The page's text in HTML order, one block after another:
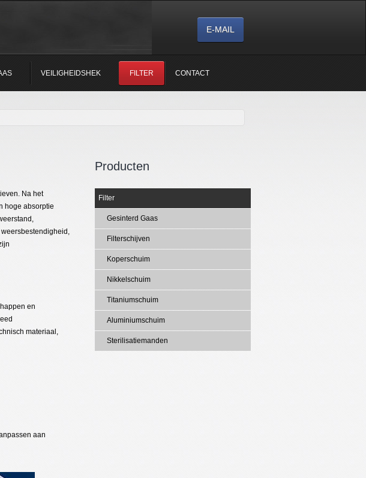
E-MAIL
VEILIGHEIDSHEK FILTER CONTACT
Na het
hoge absorptie
en
materiaal,
aan
Producten
Filter
Gesinterd Gaas
Filterschijven
Koperschuim
Nikkelschuim
Titaniumschuim
Aluminiumschuim
Sterilisatiemanden